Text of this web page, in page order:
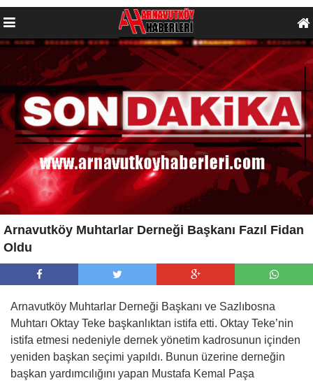
Arnavutköy Muhtarlar Derneği Başkanı Fazıl Fidan
Oldu
Arnavutköy Muhtarlar Derneği Başkanı ve Sazlıbosna
Muhtarı Oktay Teke başkanlıktan istifa etti. Oktay Teke’nin
istifa etmesi nedeniyle dernek yönetim kadrosunun içinden
yeniden başkan seçimi yapıldı. Bunun üzerine derneğin
başkan yardımcılığını yapan Mustafa Kemal Paşa